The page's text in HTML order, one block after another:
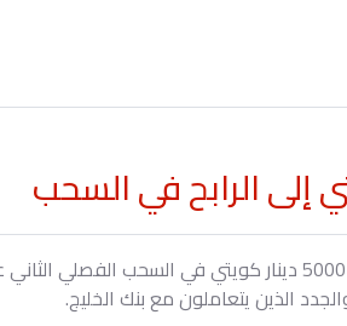
الكويت 17 اغسطس، 2006: سلم بنك الخليج شيكا بقيمة 5000
الذين يتعاملون مع بنك الخليج.